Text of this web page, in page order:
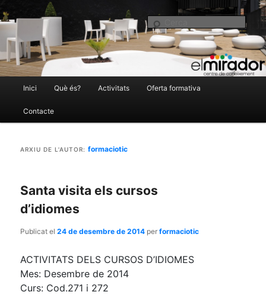
elmirador.castellarvalles.cat
El Mirador Centre de Coneixement
Menú
principal
Aneu
al
contingut
principal
Aneu
al
contingut
secundari
Inici Què és? Activitats Oferta formativa
Contacte
ARXIU DE L'AUTOR:formaciotic
Santa visita els cursos
d’idiomes
Publicat el24 de desembre de 2014 performaciotic
ACTIVITATS DELS CURSOS D’IDIOMES
Mes: Desembre de 2014
Curs: Cod.271 i 272